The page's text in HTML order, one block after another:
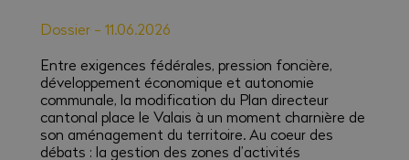
Dossier- 11.06.2026
Entre exigences fédérales, pression foncière,
développement économique et autonomie
communale, la modification du Plan directeur
cantonal place le Valais à un moment charnière de
son aménagement du territoire. Au coeur des
débats : la gestion des zones d’activités